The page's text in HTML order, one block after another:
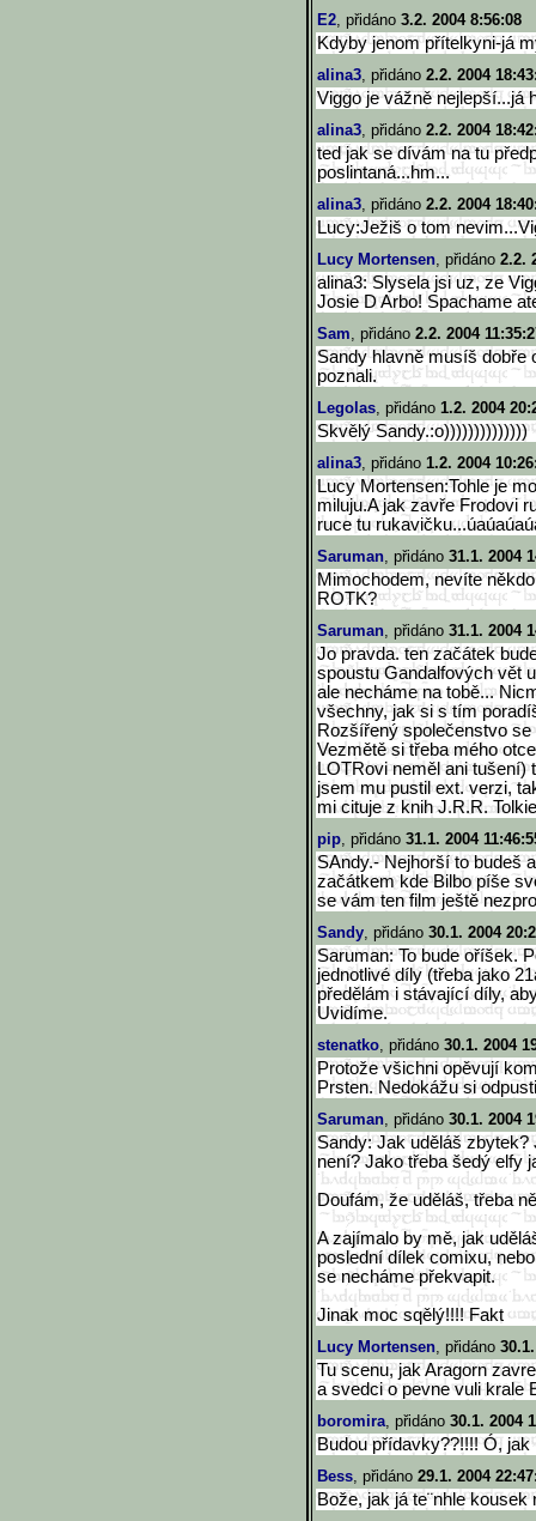
E2, přidáno 3.2. 2004 8:56:08
Kdyby jenom přítelkyni-já
alina3, přidáno 2.2. 2004
Viggo je vážně nejlepší...já
alina3, přidáno 2.2. 2004
ted jak se dívám na tu
poslintaná...hm...
alina3, přidáno 2.2. 2004
Lucy:Ježiš o tom
Lucy Mortensen, přidáno 2.2.
alina3: Slysela jsi uz, ze
Josie D Arbo! Spachame
Sam, přidáno 2.2. 2004
Sandy hlavně musíš dobře
poznali.
Legolas, přidáno 1.2. 2004
Skvělý Sandy.:o))))))))))))))
alina3, přidáno 1.2. 2004
Lucy Mortensen:Tohle je
miluju.A jak zavře Frodovi
ruce tu
Saruman, přidáno 31.1. 2004
Mimochodem, nevíte
ROTK?
Saruman, přidáno 31.1. 2004
Jo pravda. ten začátek
spoustu Gandalfových vět
ale necháme na tobě...
všechny, jak si s tím
Rozšířený společenstvo
Vezmětě si třeba mého
LOTRovi neměl ani tušení)
jsem mu pustil ext. verzi,
mi cituje z knih J.R.R.
pip, přidáno 31.1. 2004
SAndy.- Nejhorší to budeš
začátkem kde Bilbo píše
se vám ten film ještě
Sandy, přidáno 30.1. 2004
Saruman: To bude oříšek.
jednotlivé díly (třeba jako
předělám i stávající díly,
Uvidíme.
stenatko, přidáno 30.1. 2004
Protože všichni opěvují
Prsten. Nedokážu si
Saruman, přidáno 30.1. 2004
Sandy: Jak uděláš
není? Jako třeba šedý elfy
Doufám, že uděláš, třeba
A zajímalo by mě, jak
poslední dílek comixu,
se necháme překvapit.
Jinak moc sqělý!!!! Fakt
Lucy Mortensen, přidáno
Tu scenu, jak Aragorn
a svedci o pevne vuli krale
boromira, přidáno 30.1. 2004
Budou přídavky??!!!! Ó,
Bess, přidáno 29.1. 2004
Bože, jak já te¨nhle kousek